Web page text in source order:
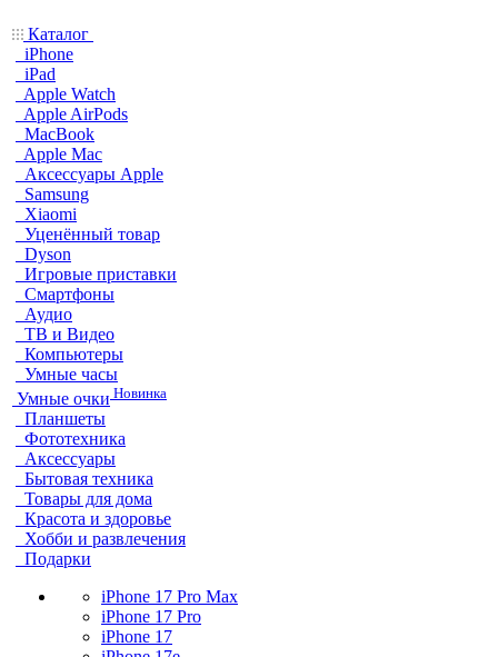
Каталог
iPhone
iPad
Apple Watch
Apple AirPods
MacBook
Apple Mac
Аксессуары Apple
Samsung
Xiaomi
Уценённый товар
Dyson
Игровые приставки
Смартфоны
Аудио
ТВ и Видео
Компьютеры
Умные часы
Умные очки Новинка
Планшеты
Фототехника
Аксессуары
Бытовая техника
Товары для дома
Красота и здоровье
Хобби и развлечения
Подарки
iPhone 17 Pro Max
iPhone 17 Pro
iPhone 17